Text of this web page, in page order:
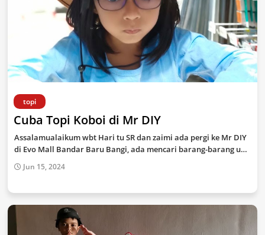
topi
Cuba Topi Koboi di Mr DIY
Assalamualaikum wbt Hari tu SR dan zaimi ada pergi ke Mr DIY
di Evo Mall Bandar Baru Bangi, ada mencari barang-barang u…
Jun 15, 2024